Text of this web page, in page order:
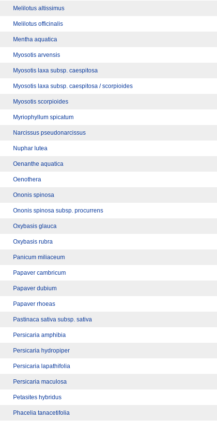
Melilotus altissimus
Melilotus officinalis
Mentha aquatica
Myosotis arvensis
Myosotis laxa subsp. caespitosa
Myosotis laxa subsp. caespitosa / scorpioides
Myosotis scorpioides
Myriophyllum spicatum
Narcissus pseudonarcissus
Nuphar lutea
Oenanthe aquatica
Oenothera
Ononis spinosa
Ononis spinosa subsp. procurrens
Oxybasis glauca
Oxybasis rubra
Panicum miliaceum
Papaver cambricum
Papaver dubium
Papaver rhoeas
Pastinaca sativa subsp. sativa
Persicaria amphibia
Persicaria hydropiper
Persicaria lapathifolia
Persicaria maculosa
Petasites hybridus
Phacelia tanacetifolia